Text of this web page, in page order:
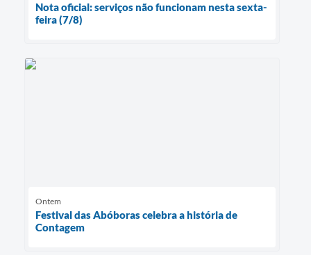
Nota oficial: serviços não funcionam nesta sexta-
feira (7/8)
Ontem
Festival das Abóboras celebra a história de
Contagem